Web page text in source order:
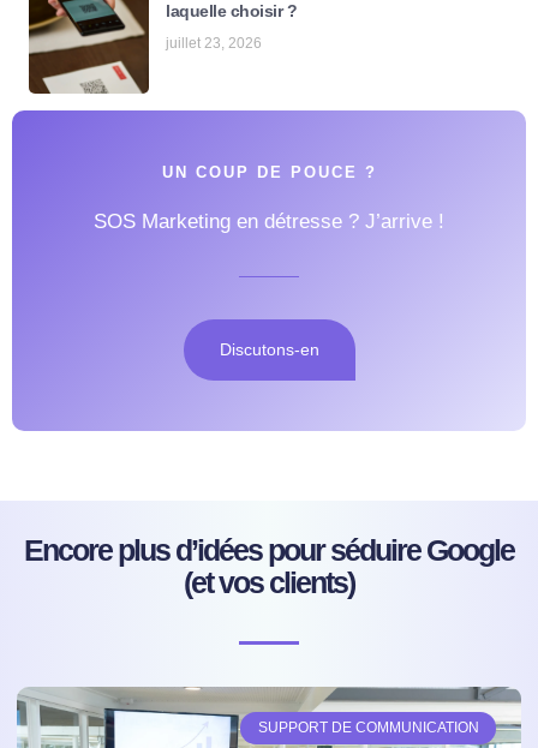
laquelle choisir ?
juillet 23, 2026
UN COUP DE POUCE ?
SOS Marketing en détresse ? J’arrive !
Discutons-en
Encore plus d’idées pour séduire Google
(et vos clients)
SUPPORT DE COMMUNICATION